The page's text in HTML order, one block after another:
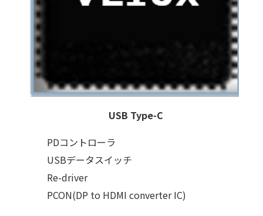
USB Type-C
PDコントローラ
USBデータスイッチ
Re-driver
PCON(DP to HDMI converter IC)